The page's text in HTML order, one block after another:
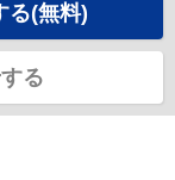
る(無料)
る